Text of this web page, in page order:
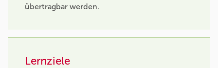
übertragbar werden.
Lernziele